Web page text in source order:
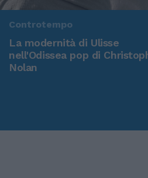
Controtempo
La modernità di Ulisse
nell'Odissea pop di
Nolan